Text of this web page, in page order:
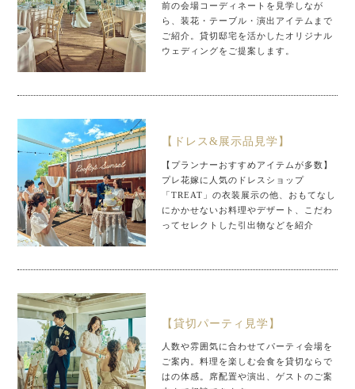
前の会場コーディネートを見学しなが
ら、装花・テーブル・演出アイテムまで
ご紹介。貸切邸宅を活かしたオリジナル
ウェディングをご提案します。
【ドレス&展示品見学】
【プランナーおすすめアイテムが多数】
プレ花嫁に人気のドレスショップ
「TREAT」の衣装展示の他、おもてなし
にかかせないお料理やデザート、こだわ
ってセレクトした引出物などを紹介
【貸切パーティ見学】
人数や雰囲気に合わせてパーティ会場を
ご案内。料理を楽しむ会食を貸切ならで
はの体感。席配置や演出、ゲストのご案